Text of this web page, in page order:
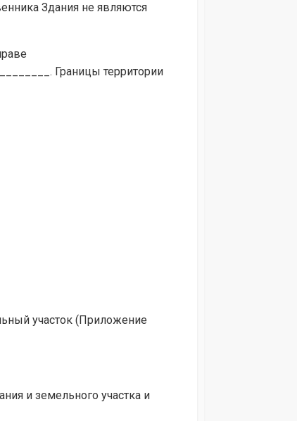
Здания не являются
Границы территории
участок (Приложение
и земельного участка и